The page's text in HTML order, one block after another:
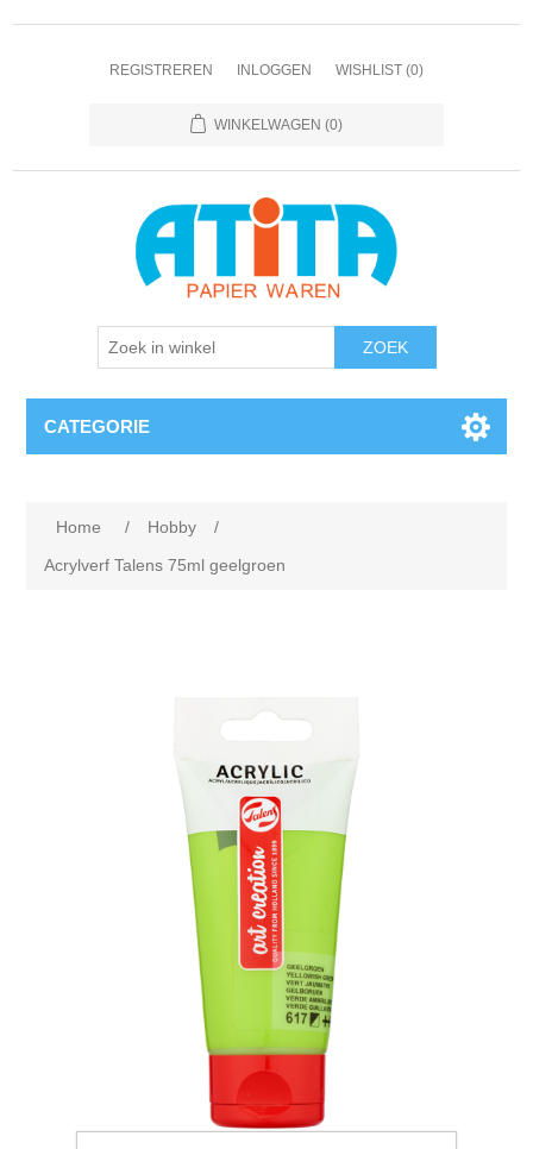
REGISTREREN INLOGGEN WISHLIST (0)
WINKELWAGEN (0)
CATEGORIE
Home / Hobby
/
Acrylverf Talens 75ml geelgroen